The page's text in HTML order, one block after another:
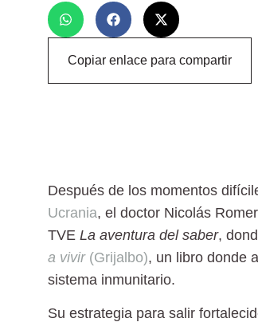
Copiar enlace para compartir
Después de los momentos
Ucrania, el doctor Nicolás
TVE La aventura del saber,
a vivir (Grijalbo), un libro donde
sistema inmunitario.
Su estrategia para salir